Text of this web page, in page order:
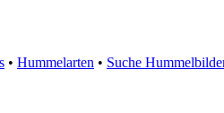
• Hummelarten • Suche